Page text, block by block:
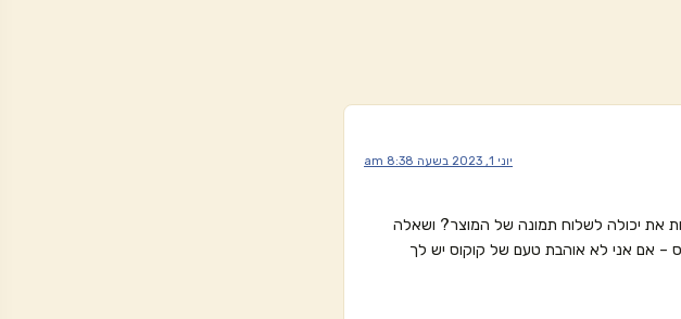
יוני 1, 2023 בשעה 8:38 am
את יכולה לשלוח תמונה של המוצר? ושאלה
– אם אני לא אוהבת טעם של קוקוס יש לך